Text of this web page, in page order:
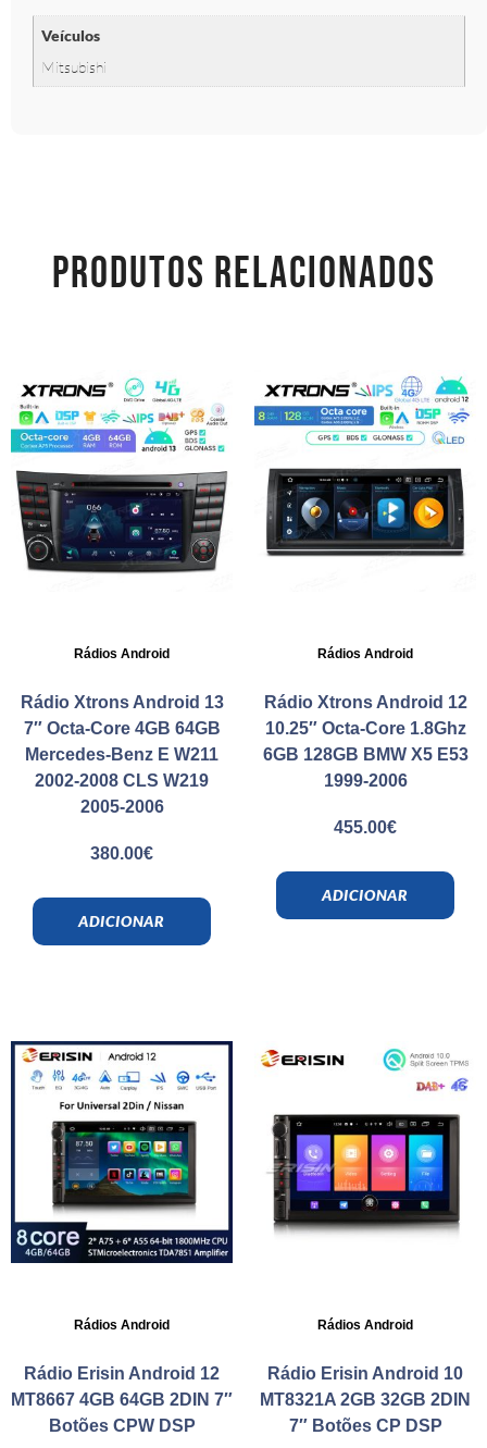
Veículos
Mitsubishi
PRODUTOS RELACIONADOS
Rádios Android
Rádio Xtrons Android 13
7″ Octa-Core 4GB 64GB
Mercedes-Benz E W211
2002-2008 CLS W219
2005-2006
380.00€
ADICIONAR
Rádios Android
Rádio Xtrons Android 12
10.25″ Octa-Core 1.8Ghz
6GB 128GB BMW X5 E53
1999-2006
455.00€
ADICIONAR
Rádios Android
Rádio Erisin Android 12
MT8667 4GB 64GB 2DIN 7″
Botões CPW DSP
Rádios Android
Rádio Erisin Android 10
MT8321A 2GB 32GB 2DIN
7″ Botões CP DSP